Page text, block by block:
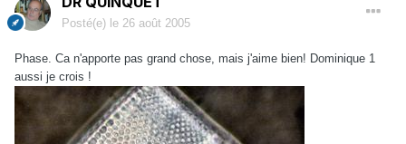
Posté(e) le 26 août 2005
Phase. Ca n'apporte pas grand chose, mais j'aime bien! Dominique 1
aussi je crois !